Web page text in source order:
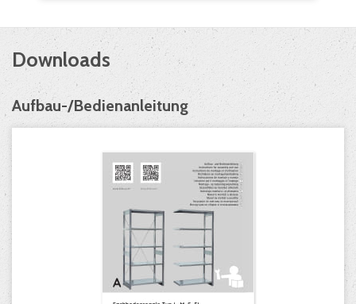
Downloads
Aufbau-/Bedienanleitung